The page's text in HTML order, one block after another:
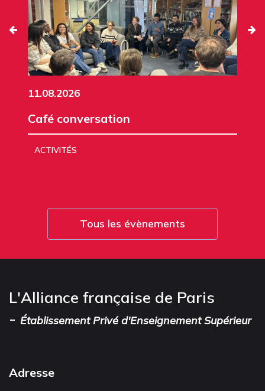
11.08.2026
Café conversation
ACTIVITÉS
Tous les évènements
L'Alliance française de Paris
- Établissement Privé d'Enseignement Supérieur
Adresse